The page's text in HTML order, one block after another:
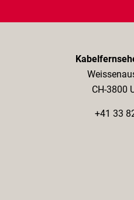
CH-3800
+41 33